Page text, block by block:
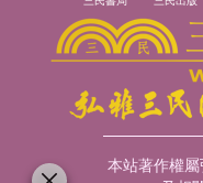
本站著作權